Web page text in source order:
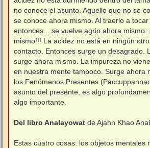
no conoce el asunto. Aquello que no se
se conoce ahora mismo. Al traerlo a tocar
entonces... se vuelve agrio ahora mismo.
mismo!!! La acidez no está en ningún
contacto. Entonces surge un desagrado.
surge ahora mismo. La impureza no
en nuestra mente tampoco. Surge ahora
los Fenómenos Presentes
asunto del presente, es algo
algo importante.
Del libro Analayowat de Ajahn Khao
Estas cuatro cosas: los objetos mentales